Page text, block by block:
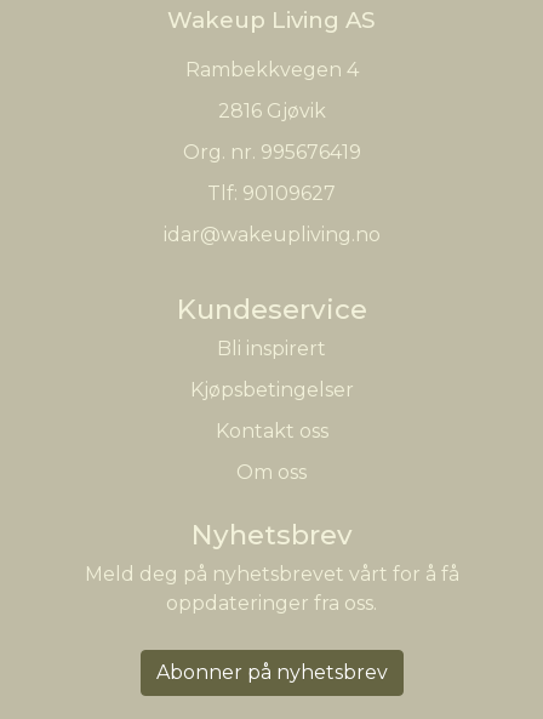
Wakeup Living AS
Rambekkvegen 4
2816 Gjøvik
Org. nr. 995676419
Tlf: 90109627
idar@wakeupliving.no
Kundeservice
Bli inspirert
Kjøpsbetingelser
Kontakt oss
Om oss
Nyhetsbrev
Meld deg på nyhetsbrevet vårt for å få
oppdateringer fra oss.
Abonner på nyhetsbrev